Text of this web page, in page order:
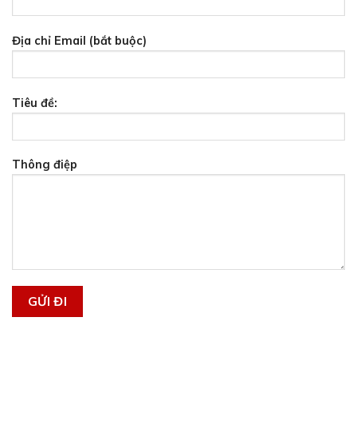
Địa chỉ Email (bắt buộc)
Tiêu đề:
Thông điệp